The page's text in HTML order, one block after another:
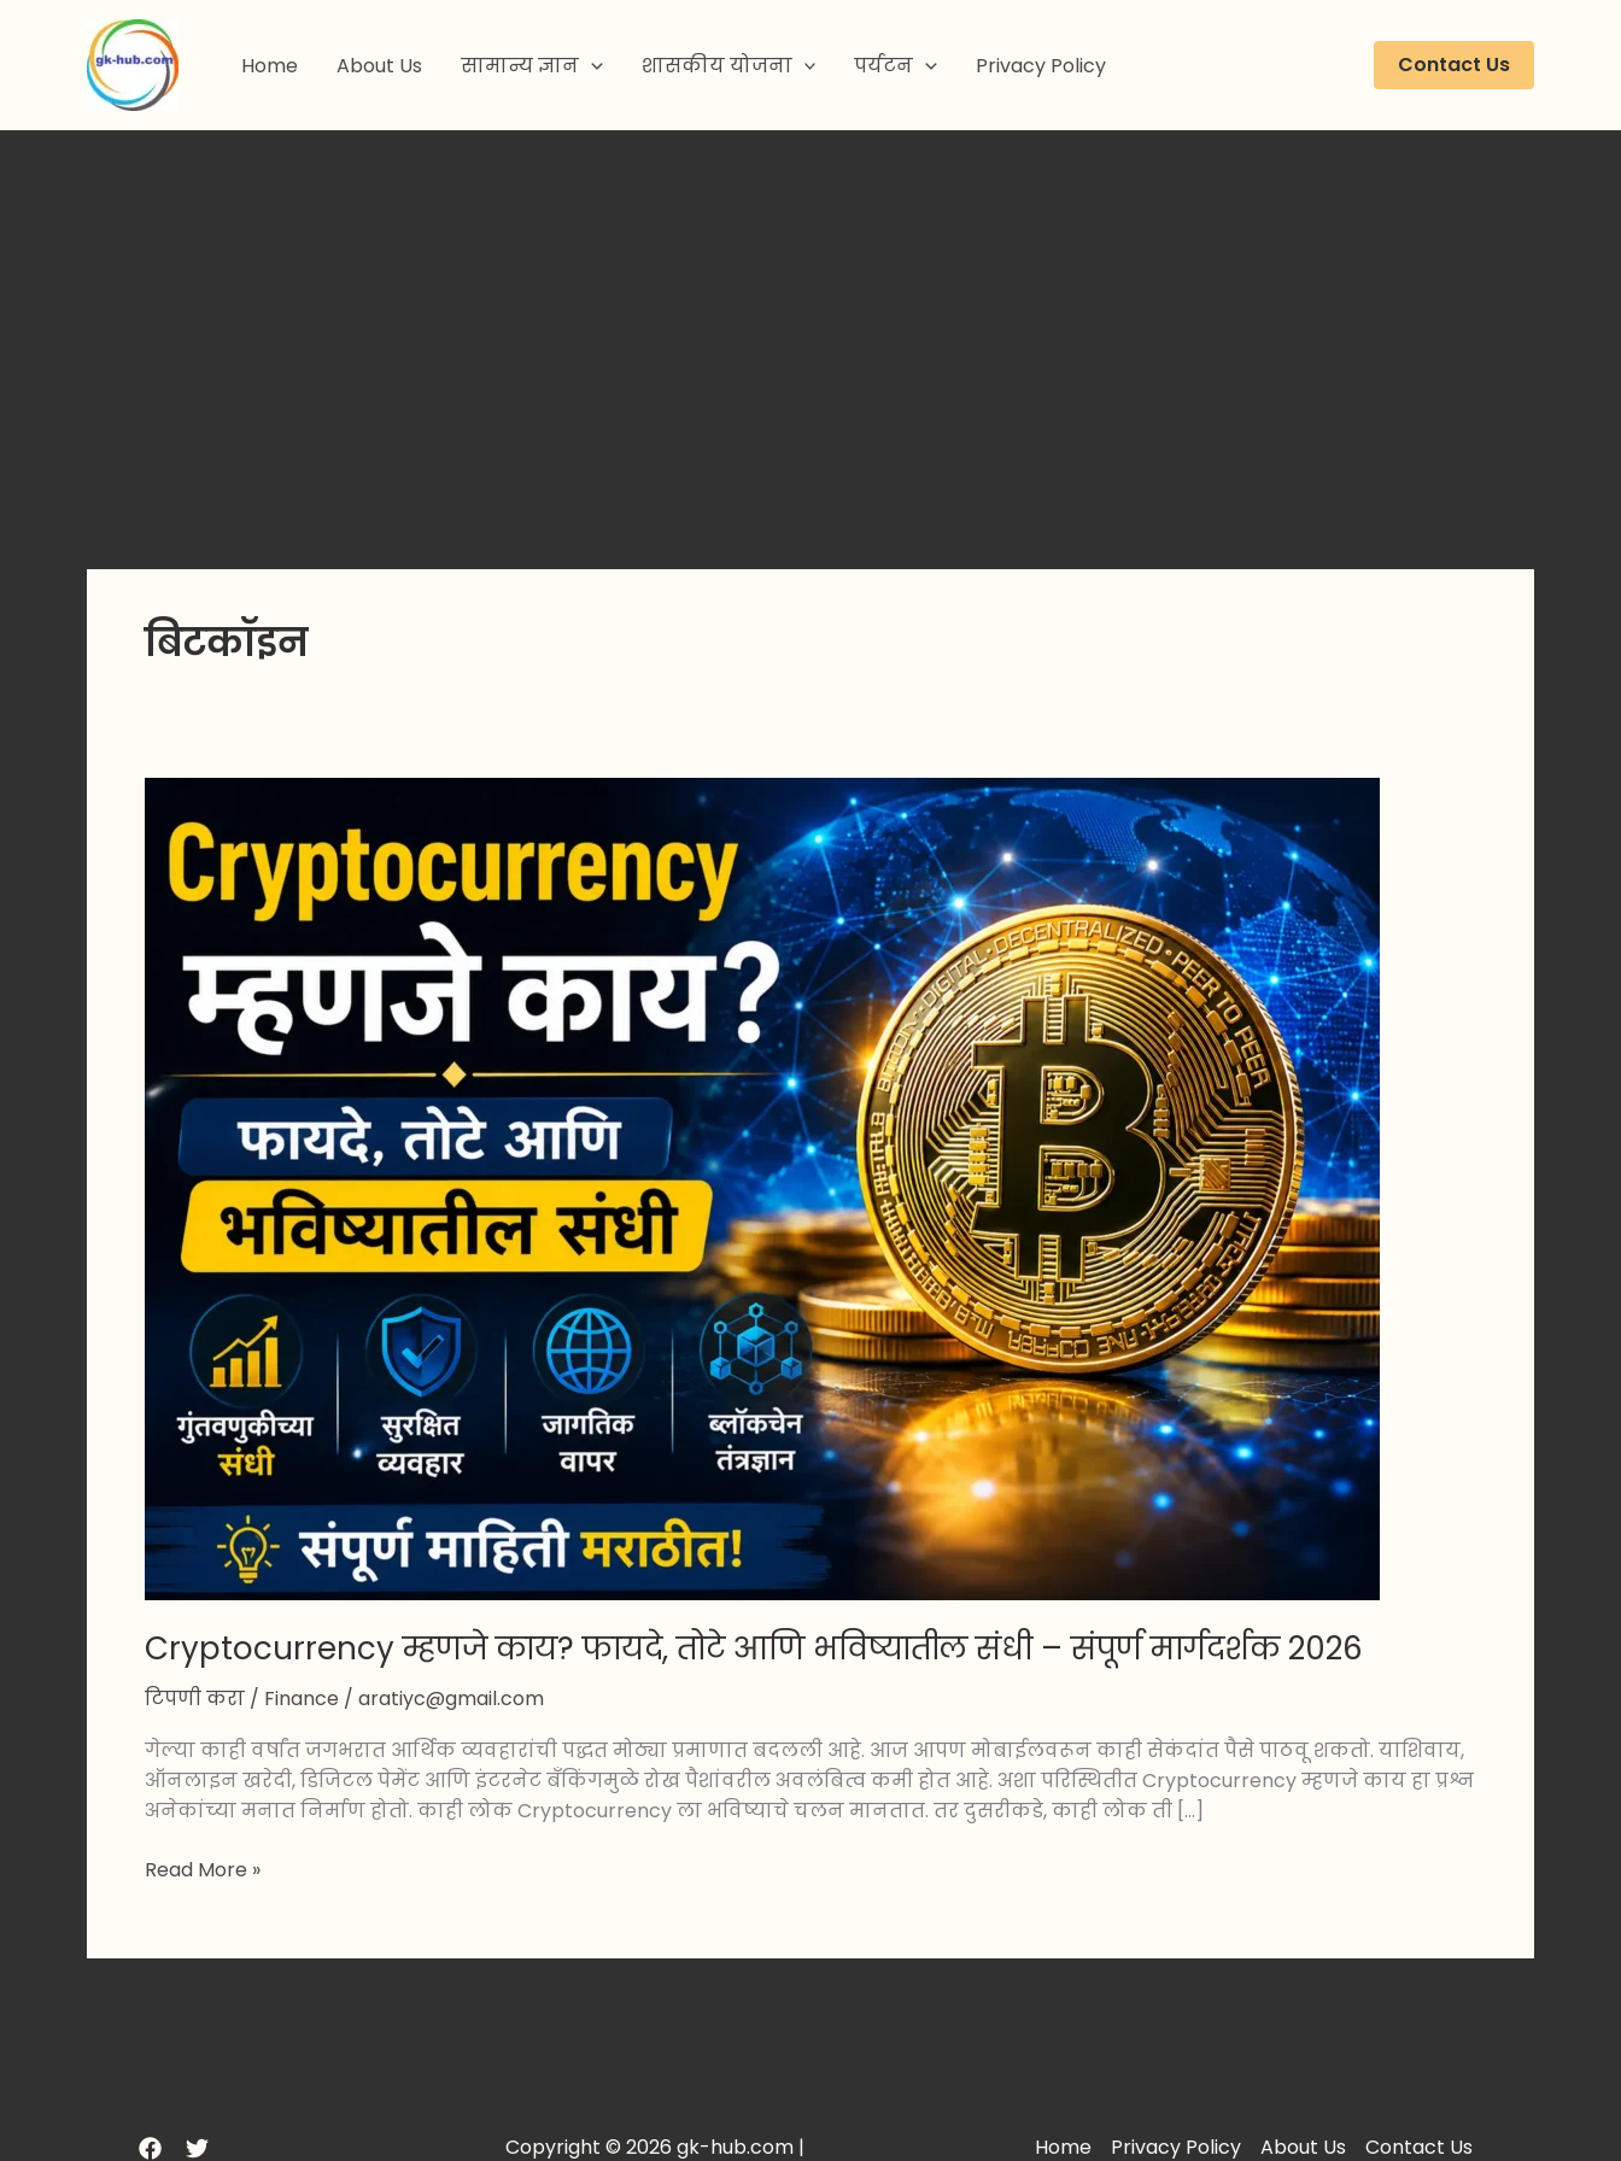
Home About Us सामान्य ज्ञान शासकीय योजना पर्यटन Privacy Policy Contact Us
बिटकॉइन
Cryptocurrency म्हणजे काय? फायदे, तोटे आणि भविष्यातील संधी – संपूर्ण मार्गदर्शक 2026
टिपणी करा / Finance / aratiyc@gmail.com
गेल्या काही वर्षांत जगभरात आर्थिक व्यवहारांची पद्धत मोठ्या प्रमाणात बदलली आहे. आज आपण मोबाईलवरून काही सेकंदांत पैसे पाठवू शकतो. याशिवाय,
ऑनलाइन खरेदी, डिजिटल पेमेंट आणि इंटरनेट बँकिंगमुळे रोख पैशांवरील अवलंबित्व कमी होत आहे. अशा परिस्थितीत Cryptocurrency म्हणजे काय हा प्रश्न
अनेकांच्या मनात निर्माण होतो. काही लोक Cryptocurrency ला भविष्याचे चलन मानतात. तर दुसरीकडे, काही लोक ती […]
म्हणजे
काय?
फायदे,
भविष्यातील
मार्गदर्शक
2026
Read More »
Copyright © 2026 gk-hub.com | Home Privacy Policy About Us Contact Us